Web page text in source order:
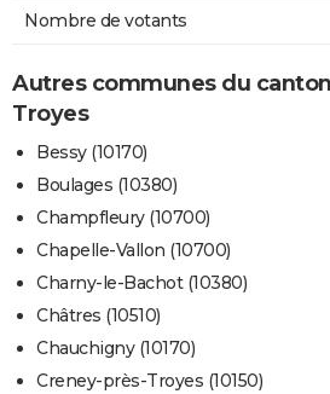
Nombre de votants
Autres communes du
Troyes
Bessy (10170)
Boulages (10380)
Champfleury (10700)
Chapelle-Vallon (10700)
Charny-le-Bachot (10380)
Châtres (10510)
Chauchigny (10170)
Creney-près-Troyes (10150)